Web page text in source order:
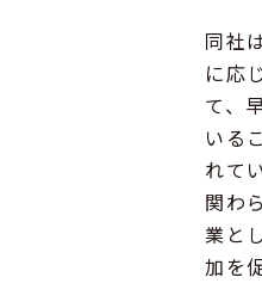
同社
に応
て、
いる
れて
関わ
業と
加を